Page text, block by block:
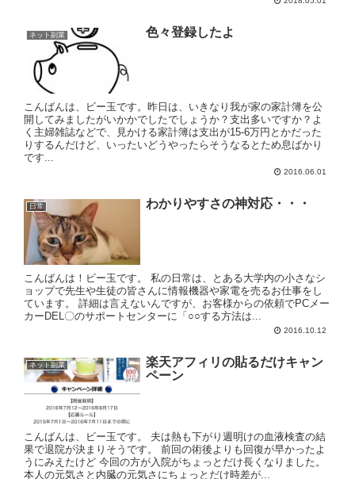
ネット副業 色々登録したよ
こんばんは、ビー玉です。昨日は、いきなり我が家の家計簿を公
開してみましたがいかかでしたでしょうか？支出多いですか？よ
く主婦雑誌などで、見かける家計簿は支出が15-6万円とかだった
りするんだけど、いったいどうやったらそうなるとため息ばかり
です...
2016.06.01
日常 わかりやすさの神対応・・・
こんばんは！ビー玉です。 私の日常は、とある大学内の小さなシ
ョップで先生や生徒の皆さんに情報機器や家電を売るお仕事をし
ています。 詳細は言えないんですが、お客様からの依頼でPCメー
カーDEL〇のサポートセンターに「○○する方法は...
2016.10.12
ネット副業
楽天アフィリの貼るだけキャン
ペーン
こんばんは、ビー玉です。 夫は熱も下がり週明けの血液検査の結
果で退院が決まりそうです。 前回の術後よりも回復が早かったよ
うにみえたけど 今回の方が入院がちょっとだけ長くなりました。
本人の元気さと内臓の元気さにちょっとだけ時差が...